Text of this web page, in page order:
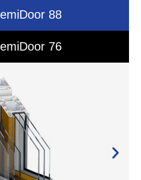
88
76